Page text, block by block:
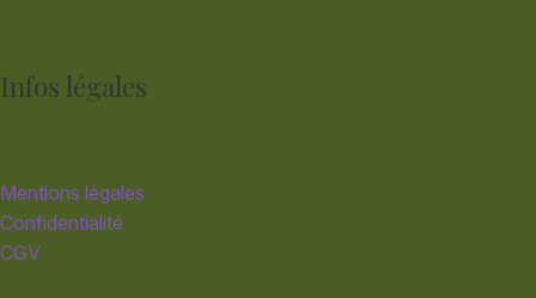
Infos légales
Mentions légales
Confidentialité
CGV